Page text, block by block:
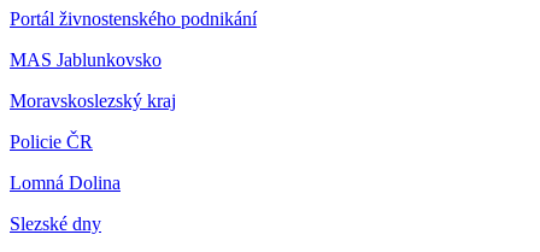
Portál živnostenského podnikání
MAS Jablunkovsko
Moravskoslezský kraj
Policie ČR
Lomná Dolina
Slezské dny